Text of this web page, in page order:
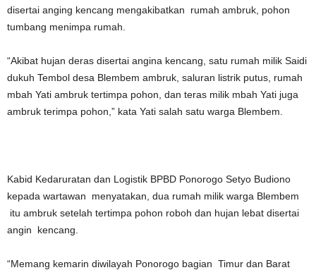
disertai anging kencang mengakibatkan rumah ambruk, pohon
tumbang menimpa rumah.
“Akibat hujan deras disertai angina kencang, satu rumah milik Saidi
dukuh Tembol desa Blembem ambruk, saluran listrik putus, rumah
mbah Yati ambruk tertimpa pohon, dan teras milik mbah Yati juga
ambruk terimpa pohon,” kata Yati salah satu warga Blembem.
Kabid Kedaruratan dan Logistik BPBD Ponorogo Setyo Budiono
kepada wartawan menyatakan, dua rumah milik warga Blembem
itu ambruk setelah tertimpa pohon roboh dan hujan lebat disertai
angin kencang.
“Memang kemarin diwilayah Ponorogo bagian Timur dan Barat